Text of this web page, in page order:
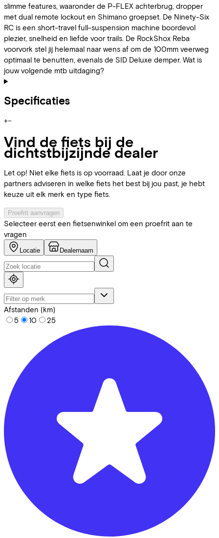
slimme features, waaronder de P-FLEX achterbrug, dropper
met dual remote lockout en Shimano groepset. De Ninety-Six
RC is een short-travel full-suspension machine boordevol
plezier, snelheid en liefde voor trails. De RockShox Reba
voorvork stel jij helemaal naar wens af om de 100mm veerweg
optimaal te benutten, evenals de SID Deluxe demper. Wat is
jouw volgende mtb uitdaging?
Specificaties
+−
Vind de fiets bij de
dichtstbijzijnde dealer
Let op! Niet elke fiets is op voorraad. Laat je door onze
partners adviseren in welke fiets het best bij jou past, je hebt
keuze uit elk merk en type fiets.
Proefrit aanvragen
Selecteer eerst een fietsenwinkel om een proefrit aan te
vragen
Locatie Dealernaam
Afstanden (km)
5
10 25